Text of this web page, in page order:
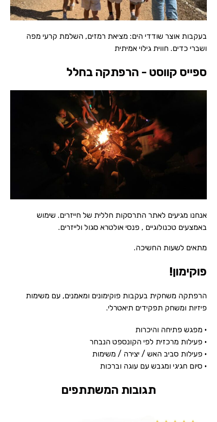
בעקבות אוצר שודדי הים: מציאת רמזים, השלמת קרעי מפה
ושברי כדים. חווית גילוי אמיתית
ספייס קווסט - הרפתקה בחלל
אנחנו מגיעים לאתר התרסקות חללית של חייזרים. שימוש
באמצעים טכנולוגיים , פנסי אולטרא סגול ולייזרים.
מתאים לשעות החשיכה.
פוקימון!
הרפתקה משחקית בעקבות פוקימונים ומאמנים, עם משימות
פיזיות ומשחק תפקידים תיאטרלי.
• מפגש פתיחה והיכרות
• פעילות מרכזית לפי הקונספט הנבחר
• פעילות סביב האש / יצירה / משימות
• סיום חגיגי ומגבש עם עוגה וברכות
תגובות המשתתפים